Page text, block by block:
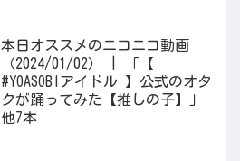
本日オススメのニコニコ動画
（2024/01/02） | 「【
#YOASOBIアイドル 】公式のオタ
クが踊ってみた【推しの子】」
他7本